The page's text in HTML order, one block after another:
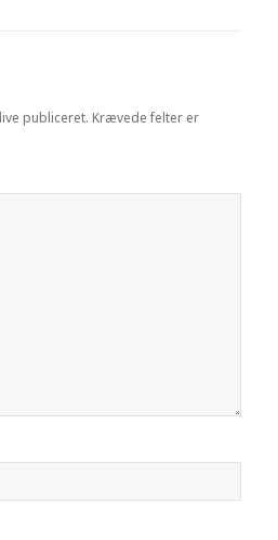
publiceret. Krævede felter er